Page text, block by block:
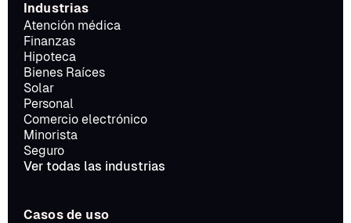
Industrias
Atención médica
Finanzas
Hipoteca
Bienes Raíces
Solar
Personal
Comercio electrónico
Minorista
Seguro
Ver todas las industrias
Casos de uso